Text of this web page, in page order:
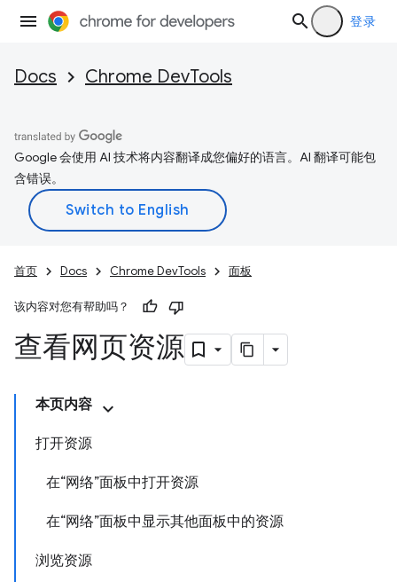
登录
Docs Chrome DevTools
Google 会使用 AI 技术将内容翻译成您偏好的语言。AI 翻译可能包
含错误。
首页 Docs Chrome DevTools 面板
该内容对您有帮助吗？
查看网页资源
本页内容
打开资源
在“网络”面板中打开资源
在“网络”面板中显示其他面板中的资源
浏览资源